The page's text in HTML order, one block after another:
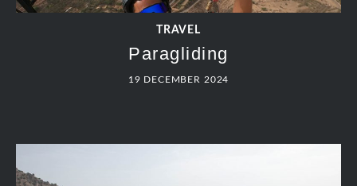
TRAVEL
Paragliding
19 DECEMBER 2024